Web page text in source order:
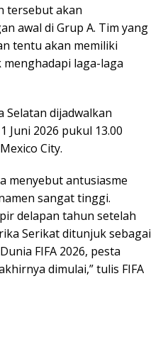
tersebut akan
awal di Grup A. Tim yang
tentu akan memiliki
laga-laga
dijadwalkan
Juni 2026 pukul 13.00
City.
menyebut antusiasme
sangat tinggi.
delapan tahun setelah
Serikat ditunjuk sebagai
FIFA 2026, pesta
dimulai,” tulis FIFA